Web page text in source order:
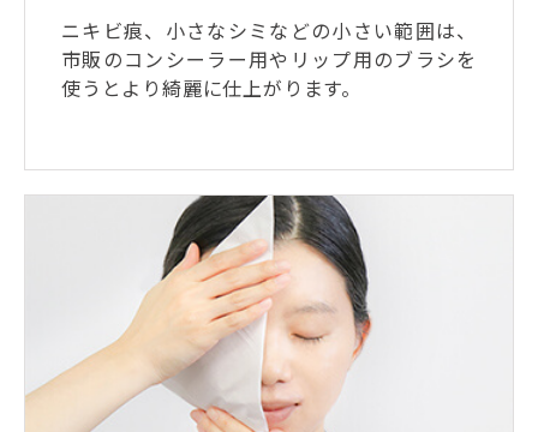
ニキビ痕、小さなシミなどの小さい範囲は、
市販のコンシーラー用やリップ用のブラシを
使うとより綺麗に仕上がります。